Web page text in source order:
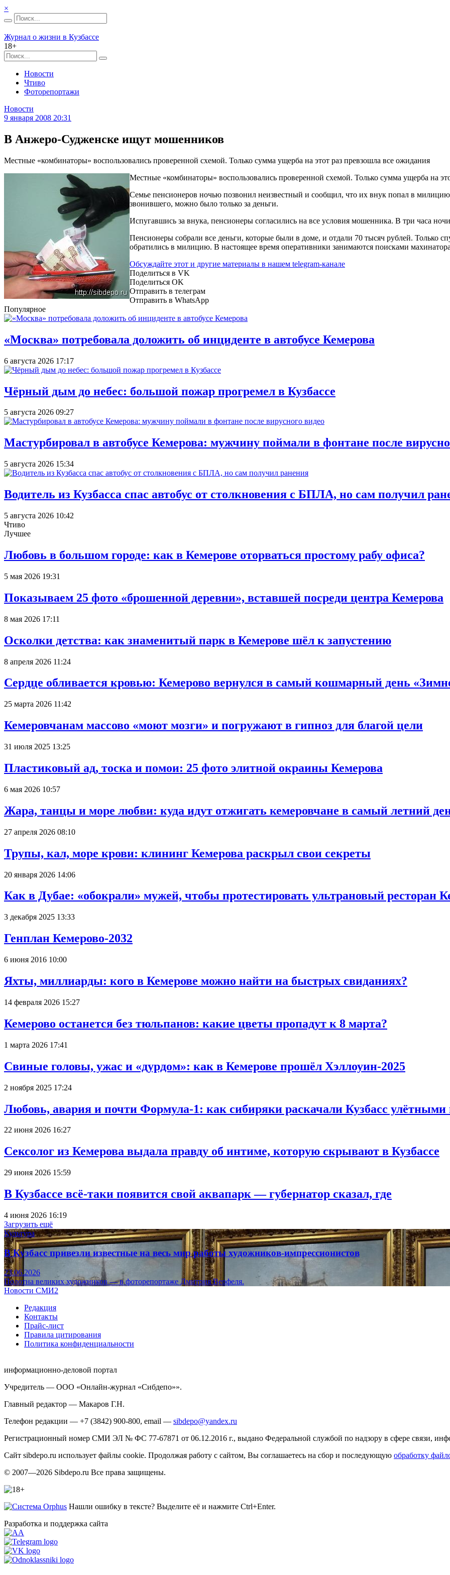
×
Журнал о жизни в Кузбассе
18+
Новости
Чтиво
Фоторепортажи
Новости
9 января 2008 20:31
В Анжеро-Судженске ищут мошенников
Местные «комбинаторы» воспользовались проверенной схемой. Только сумма ущерба на этот раз превзошла все ожидания
Местные «комбинаторы» воспользовались проверенной схемой. Только сумма ущерба на
Семье пенсионеров ночью позвонил неизвестный и сообщил, что их внук попал в
звонившего, можно было только за деньги.
Испугавшись за внука, пенсионеры согласились на все условия мошенника. В три часа
Пенсионеры собрали все деньги, которые были в доме, и отдали 70 тысяч рублей. Только
обратились в милицию. В настоящее время оперативники занимаются поисками
Обсуждайте этот и другие материалы в нашем telegram-канале
Поделиться в VK
Поделиться OK
Отправить в телеграм
Отправить в WhatsApp
Популярное
«Москва» потребовала доложить об инциденте в автобусе Кемерова
6 августа 2026 17:17
Чёрный дым до небес: большой пожар прогремел в Кузбассе
5 августа 2026 09:27
Мастурбировал в автобусе Кемерова: мужчину поймали в фонтане после
5 августа 2026 15:34
Водитель из Кузбасса спас автобус от столкновения с БПЛА, но сам получил
5 августа 2026 10:42
Чтиво
Лучшее
Любовь в большом городе: как в Кемерове оторваться простому рабу офиса?
5 мая 2026 19:31
Показываем 25 фото «брошенной деревни», вставшей посреди центра Кемерова
8 мая 2026 17:11
Осколки детства: как знаменитый парк в Кемерове шёл к запустению
8 апреля 2026 11:24
Сердце обливается кровью: Кемерово вернулся в самый кошмарный день
25 марта 2026 11:42
Кемеровчанам массово «моют мозги» и погружают в гипноз для благой цели
31 июля 2025 13:25
Пластиковый ад, тоска и помои: 25 фото элитной окраины Кемерова
6 мая 2026 10:57
Жара, танцы и море любви: куда идут отжигать кемеровчане в самый летний
27 апреля 2026 08:10
Трупы, кал, море крови: клининг Кемерова раскрыл свои секреты
20 января 2026 14:06
Как в Дубае: «обокрали» мужей, чтобы протестировать ультрановый ресторан
3 декабря 2025 13:33
Генплан Кемерово-2032
6 июня 2016 10:00
Яхты, миллиарды: кого в Кемерове можно найти на быстрых свиданиях?
14 февраля 2026 15:27
Кемерово останется без тюльпанов: какие цветы пропадут к 8 марта?
1 марта 2026 17:41
Свиные головы, ужас и «дурдом»: как в Кемерове прошёл Хэллоуин-2025
2 ноября 2025 17:24
Любовь, авария и почти Формула-1: как сибиряки раскачали Кузбасс улётными
22 июня 2026 16:27
Сексолог из Кемерова выдала правду об интиме, которую скрывают в Кузбассе
29 июня 2026 15:59
В Кузбассе всё-таки появится свой аквапарк — губернатор сказал, где
4 июня 2026 16:19
Загрузить ещё
Культура
В Кузбасс привезли известные на весь мир работы художников-импрессионистов
23.06.2026
Полотна великих художников — в фоторепортаже Дмитрия Верфеля.
Новости СМИ2
Редакция
Контакты
Прайс-лист
Правила цитирования
Политика конфиденциальности
информационно-деловой портал
Учредитель — ООО «Онлайн-журнал «Сибдепо»».
Главный редактор — Макаров Г.Н.
Телефон редакции — +7 (3842) 900-800, email — sibdepo@yandex.ru
Регистрационный номер СМИ ЭЛ № ФС 77-67871 от 06.12.2016 г., выдано Федеральной службой по надзору в сфере связи,
Сайт sibdepo.ru использует файлы cookie. Продолжая работу с сайтом, Вы соглашаетесь на сбор и последующую обработку
© 2007—2026 Sibdepo.ru Все права защищены.
Нашли ошибку в тексте? Выделите её и нажмите Ctrl+Enter.
Разработка и поддержка сайта